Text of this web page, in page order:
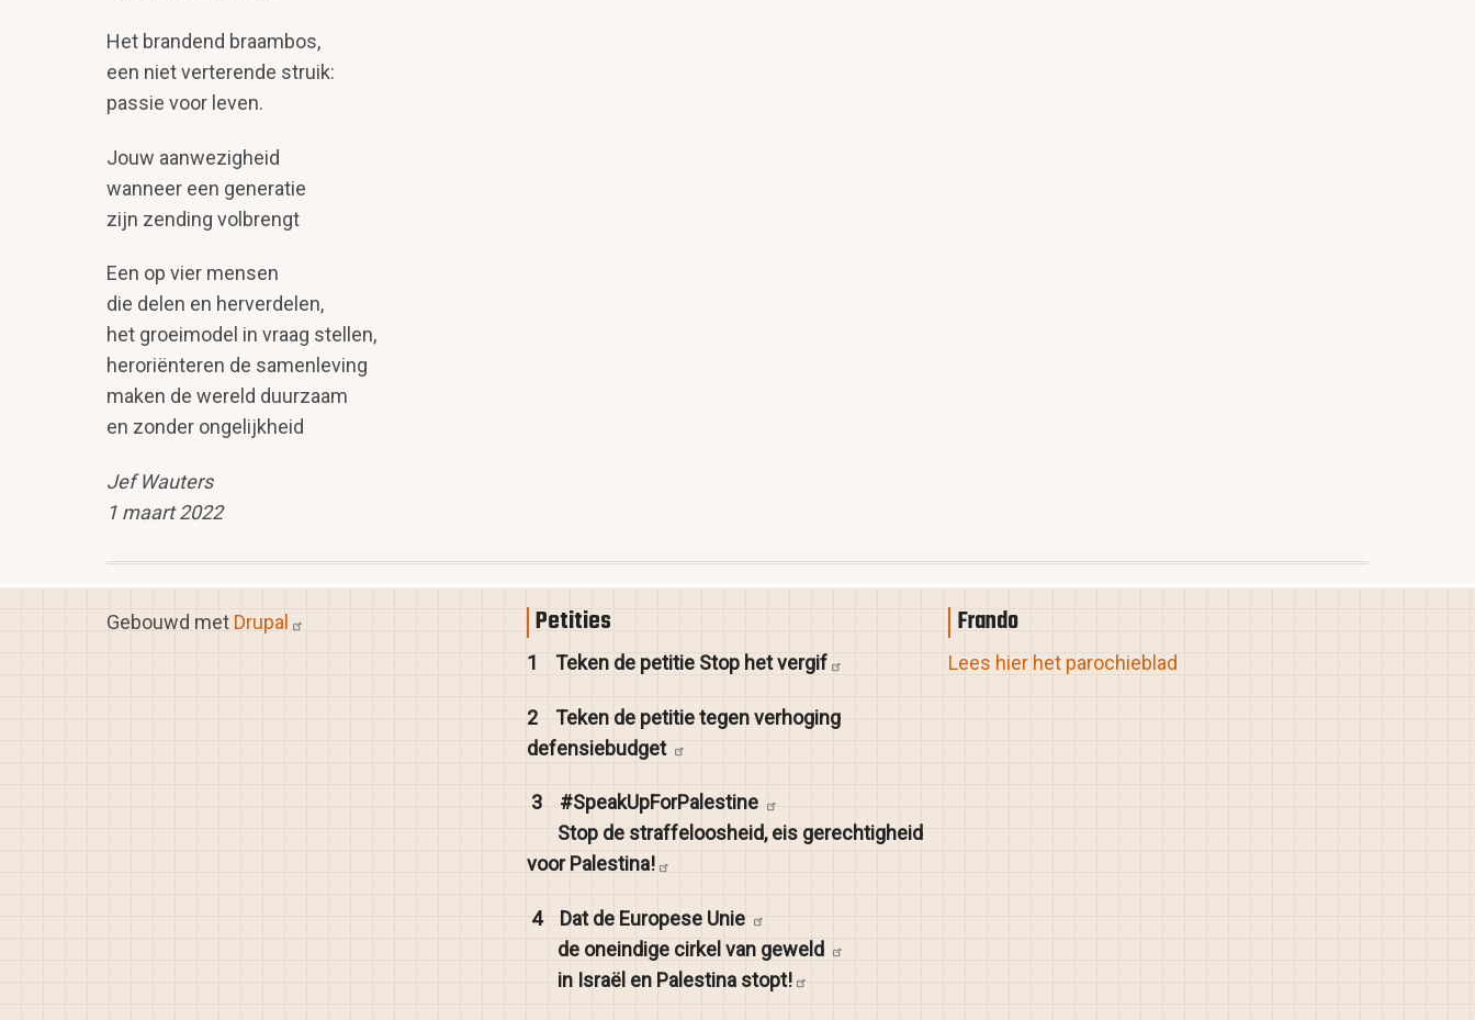
Het brandend braambos,
een niet verterende struik:
passie voor leven.
Jouw aanwezigheid
wanneer een generatie
zijn zending volbrengt
Een op vier mensen
die delen en herverdelen,
het groeimodel in vraag stellen,
heroriënteren de samenleving
maken de wereld duurzaam
en zonder ongelijkheid
Jef Wauters
1 maart 2022
Gebouwd met Drupal Petities
1Teken de petitie Stop hetvergif
2Teken de petitie tegen verhoging
defensiebudget
3
#SpeakUpForPalestine
Stop de straffeloosheid, eis gerechtigheid
voorPalestina!
4 Dat de Europese Unie
de oneindige cirkel van geweld
in Israël en Palestina stopt!
Frando
Lees hier het parochieblad